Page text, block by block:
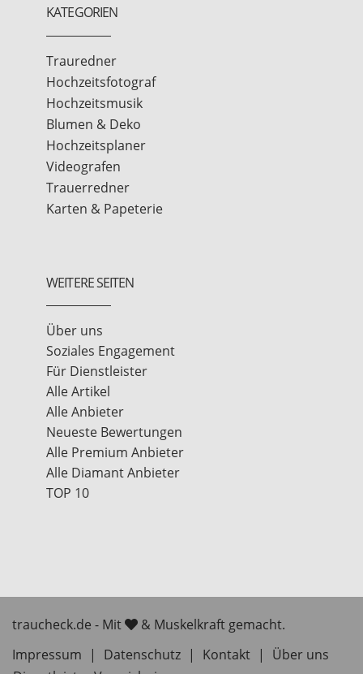
KATEGORIEN
Trauredner
Hochzeitsfotograf
Hochzeitsmusik
Blumen & Deko
Hochzeitsplaner
Videografen
Trauerredner
Karten & Papeterie
WEITERE SEITEN
Über uns
Soziales Engagement
Für Dienstleister
Alle Artikel
Alle Anbieter
Neueste Bewertungen
Alle Premium Anbieter
Alle Diamant Anbieter
TOP 10
traucheck.de - Mit
& Muskelkraft gemacht.
Impressum
| Datenschutz | Kontakt |
Über uns